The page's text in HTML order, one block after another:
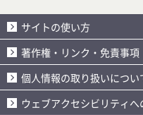
サイトの使い方
著作権・リンク・免責事項
個人情報の取り扱いについ
ウェブアクセシビリティへ